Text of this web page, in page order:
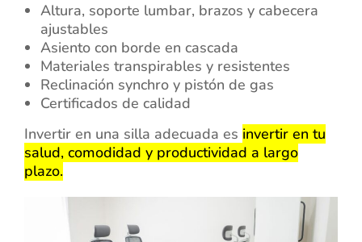
Altura, soporte lumbar, brazos y cabecera
ajustables
Asiento con borde en cascada
Materiales transpirables y resistentes
Reclinación synchro y pistón de gas
Certificados de calidad
Invertir en una silla adecuada es invertir en tu
salud, comodidad y productividad a largo
plazo.